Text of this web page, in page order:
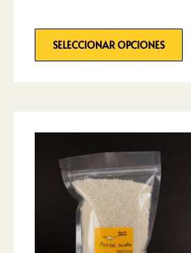
SELECCIONAR OPCIONES